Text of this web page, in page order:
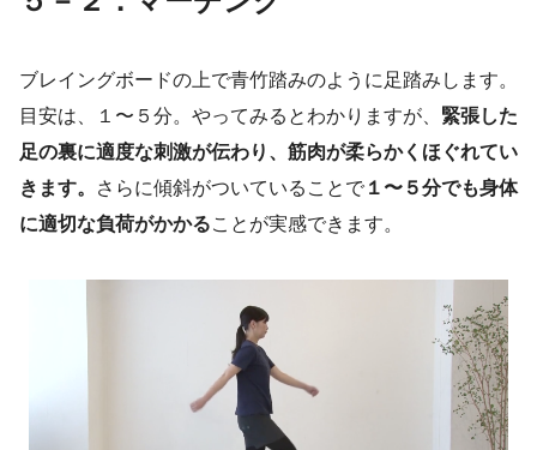
ブレイングボードの上で青竹踏みのように足踏みします。
目安は、１〜５分。やってみるとわかりますが、 緊張した
足の裏に適度な刺激が伝わり、筋肉が柔らかくほぐれてい
きます。
さらに傾斜がついていることで １〜５分でも身体
に適切な負荷がかかることが実感できます。